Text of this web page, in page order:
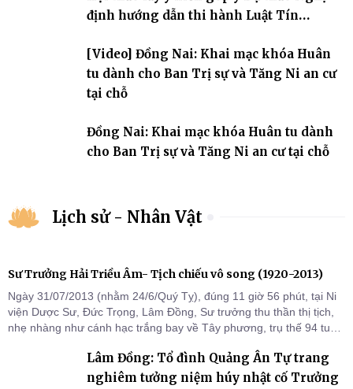
định hướng dẫn thi hành Luật Tín
[Video] Đồng Nai: Khai mạc khóa Huân
tu dành cho Ban Trị sự và Tăng Ni an cư
tại chỗ
Đồng Nai: Khai mạc khóa Huân tu dành
cho Ban Trị sự và Tăng Ni an cư tại chỗ
Lịch sử - Nhân Vật
Sư Trưởng Hải Triều Âm- Tịch chiếu vô song (1920-2013)
Ngày 31/07/2013 (nhằm 24/6/Quý Tỵ), đúng 11 giờ 56 phút, tại Ni
viện Dược Sư, Đức Trọng, Lâm Đồng, Sư trưởng thu thần thị tịch,
nhẹ nhàng như cánh hạc trắng bay về Tây phương, trụ thế 94 tuổi
Lâm Đồng: Tổ đình Quảng Ân Tự trang
nghiêm tưởng niệm húy nhật cố Trưởng